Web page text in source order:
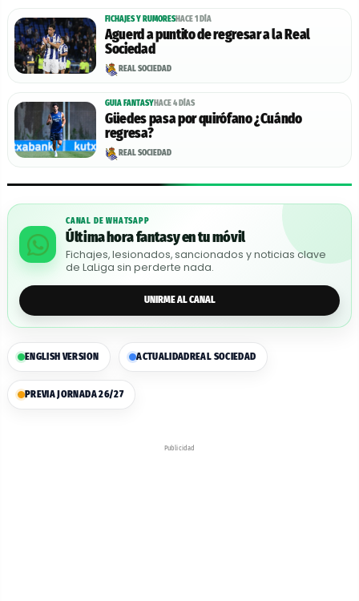
FICHAJES Y RUMORESHACE 1 DÍA
Aguerd a puntito de regresar a la Real
Sociedad
REAL SOCIEDAD
GUIA FANTASYHACE 4 DÍAS
Güedes pasa por quirófano ¿Cuándo
regresa?
REAL SOCIEDAD
CANAL DE WHATSAPP
Última hora fantasy en tu móvil
Fichajes, lesionados, sancionados y noticias clave
de LaLiga sin perderte nada.
UNIRME AL CANAL
ENGLISH VERSION ACTUALIDADREAL SOCIEDAD
PREVIA JORNADA 26/27
Publicidad